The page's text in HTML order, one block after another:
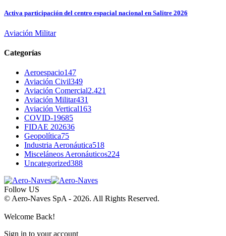
Activa participación del centro espacial nacional en Salitre 2026
Aviación Militar
Categorías
Aeroespacio147
Aviación Civil349
Aviación Comercial2.421
Aviación Militar431
Aviación Vertical163
COVID-19685
FIDAE 202636
Geopolítica75
Industria Aeronáutica518
Misceláneos Aeronáuticos224
Uncategorized388
Follow US
© Aero-Naves SpA - 2026. All Rights Reserved.
Welcome Back!
Sign in to your account